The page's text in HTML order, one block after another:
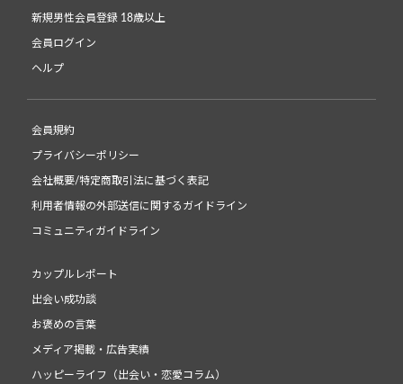
新規男性会員登録 18歳以上
会員ログイン
ヘルプ
会員規約
プライバシーポリシー
会社概要/特定商取引法に基づく表記
利用者情報の外部送信に関するガイドライン
コミュニティガイドライン
カップルレポート
出会い成功談
お褒めの言葉
メディア掲載・広告実績
ハッピーライフ（出会い・恋愛コラム）